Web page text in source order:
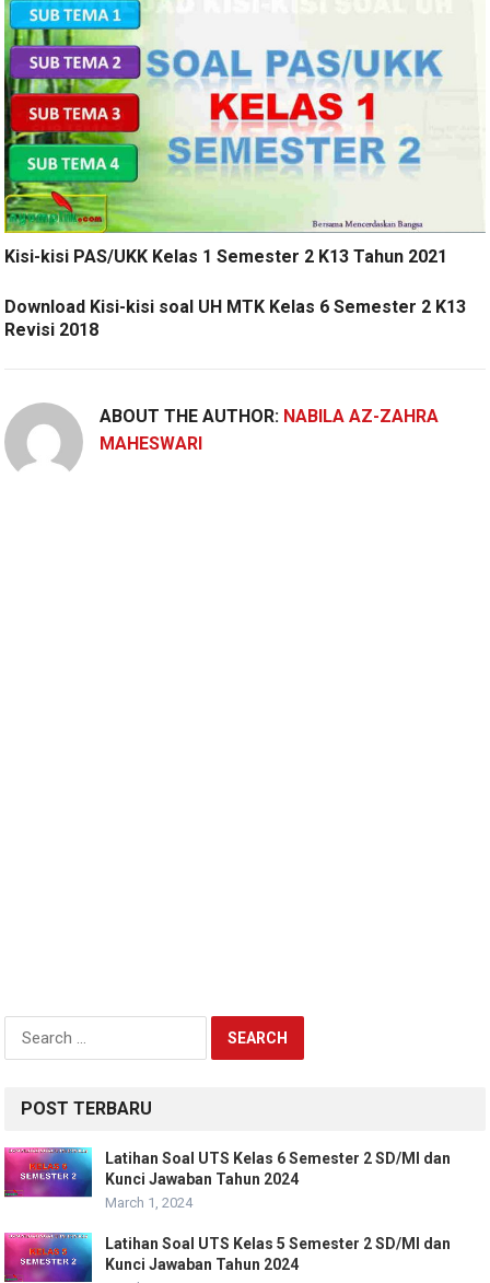
Kisi-kisi PAS/UKK Kelas 1 Semester 2 K13 Tahun 2021
Download Kisi-kisi soal UH MTK Kelas 6 Semester 2 K13
Revisi 2018
ABOUT THE AUTHOR: NABILA AZ-ZAHRA
MAHESWARI
for:
POST TERBARU
Latihan Soal UTS Kelas 6 Semester 2 SD/MI dan
Kunci Jawaban Tahun 2024
March 1, 2024
Latihan Soal UTS Kelas 5 Semester 2 SD/MI dan
Kunci Jawaban Tahun 2024